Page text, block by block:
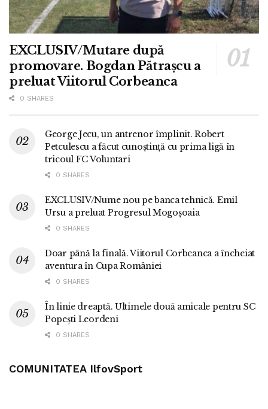
EXCLUSIV/Mutare după
promovare. Bogdan Pătrașcu a
preluat Viitorul Corbeanca
0 SHARES
George Jecu, un antrenor împlinit. Robert
Petculescu a făcut cunoștință cu prima ligă în
tricoul FC Voluntari
0 SHARES
EXCLUSIV/Nume nou pe banca tehnică. Emil
Ursu a preluat Progresul Mogoșoaia
0 SHARES
Doar până la finală. Viitorul Corbeanca a încheiat
aventura în Cupa României
0 SHARES
În linie dreaptă. Ultimele două amicale pentru SC
Popești Leordeni
0 SHARES
COMUNITATEA IlfovSport